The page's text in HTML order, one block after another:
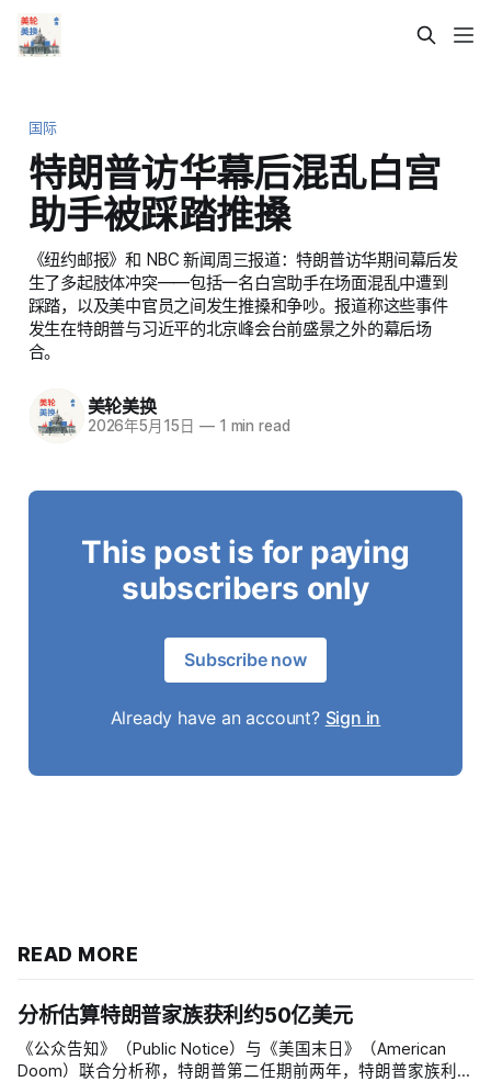
国际
特朗普访华幕后混乱白宫
助手被踩踏推搡
《纽约邮报》和 NBC 新闻周三报道：特朗普访华期间幕后发
生了多起肢体冲突——包括一名白宫助手在场面混乱中遭到
踩踏，以及美中官员之间发生推搡和争吵。报道称这些事件
发生在特朗普与习近平的北京峰会台前盛景之外的幕后场
合。
美轮美换
2026年5月15日 —1 min read
This post is for paying
subscribers only
Subscribe now
Already have an account? Sign in
READ MORE
分析估算特朗普家族获利约50亿美元
《公众告知》（Public Notice）与《美国末日》（American
Doom）联合分析称，特朗普第二任期前两年，特朗普家族利润